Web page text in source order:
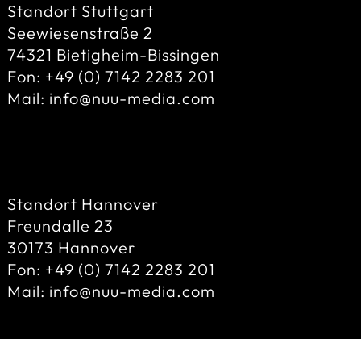
Standort Stuttgart
Seewiesenstraße 2
74321 Bietigheim-Bissingen
Fon: +49 (0) 7142 2283 201
Mail: info@nuu-media.com
Standort Hannover
Freundalle 23
30173 Hannover
Fon: +49 (0) 7142 2283 201
Mail: info@nuu-media.com